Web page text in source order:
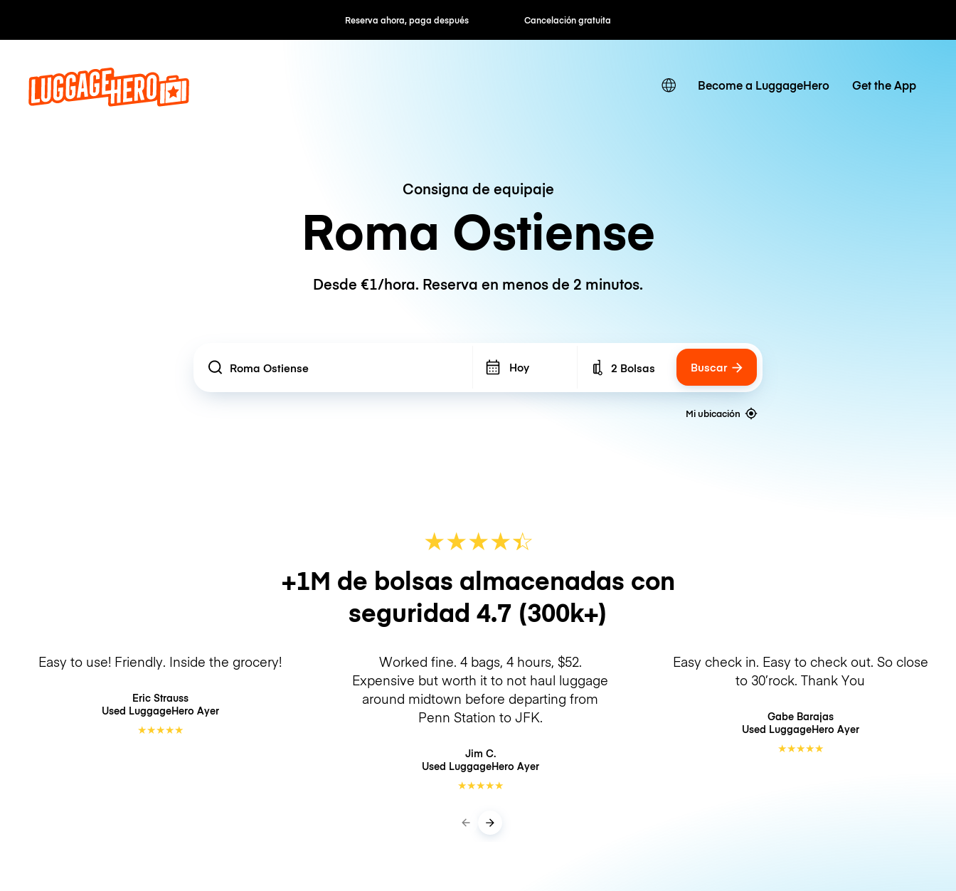
Reserva ahora, paga después Cancelación gratuita Tarifas por hora / día
Become a LuggageHero Get the App
Consigna de equipaje
Roma Ostiense
Desde €1/hora. Reserva en menos de 2 minutos.
Location Hoy Number of bags
2 Bolsas Buscar
Mi ubicación
★★★★☆
★
+1M de bolsas almacenadas con
seguridad 4.7 (300k+)
Easy to use! Friendly. Inside the grocery!
Eric Strauss
Used LuggageHero Ayer
★★★★★
Worked fine. 4 bags, 4 hours, $52.
Expensive but worth it to not haul luggage
around midtown before departing from
Penn Station to JFK.
Jim C.
Used LuggageHero Ayer
★★★★★
Easy check in. Easy to check out. So close
to 30’rock. Thank You
Gabe Barajas
Used LuggageHero Ayer
★★★★★